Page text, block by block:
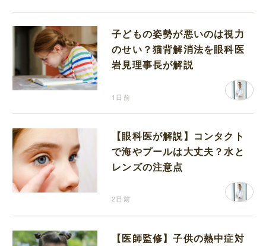
子どもの姿勢が悪いのは視力
のせい？猫背解消法を眼科医
岩見理事長が解説
1日前
【眼科医が解説】コンタクト
で海やプールは大丈夫？水と
レンズの注意点
2日前
【医師監修】子供の熱中症対